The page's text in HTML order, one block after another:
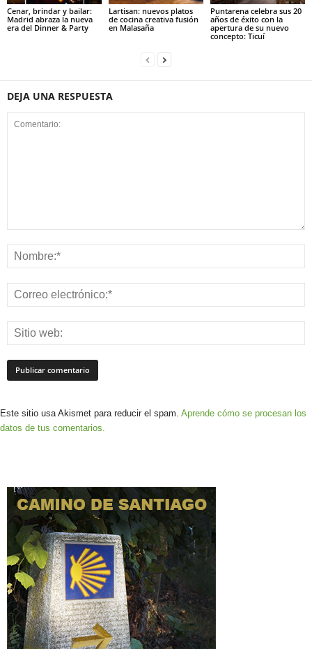
Cenar, brindar y bailar:
Madrid abraza la nueva
era del Dinner & Party
Lartisan: nuevos platos
de cocina creativa fusión
en Malasaña
Puntarena celebra sus 20
años de éxito con la
apertura de su nuevo
concepto: Ticuí
DEJA UNA RESPUESTA
Este sitio usa Akismet para reducir el spam. Aprende cómo se procesan los
datos de tus comentarios.